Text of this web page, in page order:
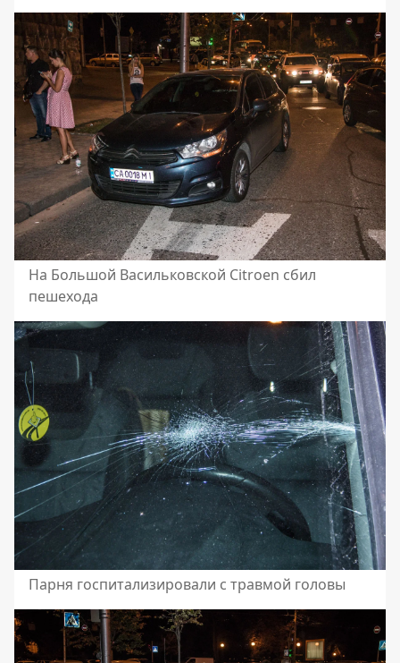
На Большой Васильковской Citroen сбил
пешехода
Парня госпитализировали с травмой головы